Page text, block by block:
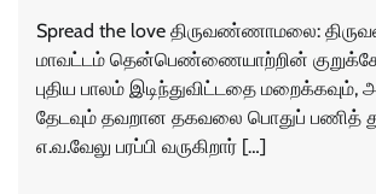
Spread the love திருவண்ணாமலை:
மாவட்டம் தென்பெண்ணையாற்றின் குறுக்கே
புதிய பாலம் இடிந்துவிட்டதை
தேடவும் தவறான தகவலை பொதுப் பணித்
எ.வ.வேலு பரப்பி வருகிறார் […]